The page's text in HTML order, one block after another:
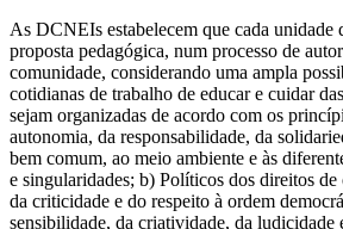
As DCNEIs estabelecem que cada unidade
proposta pedagógica, num processo de
comunidade, considerando uma ampla
cotidianas de trabalho de educar e cuidar
sejam organizadas de acordo com os
autonomia, da responsabilidade, da
bem comum, ao meio ambiente e às
e singularidades; b) Políticos dos direitos
da criticidade e do respeito à ordem
sensibilidade, da criatividade, da ludicidade